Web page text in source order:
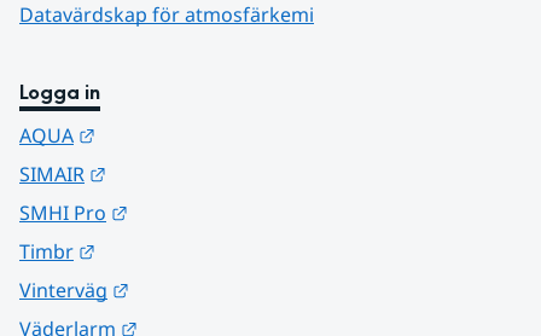
Datavärdskap för atmosfärkemi
Logga in
AQUA
SIMAIR
SMHI Pro
Timbr
Vinterväg
Väderlarm